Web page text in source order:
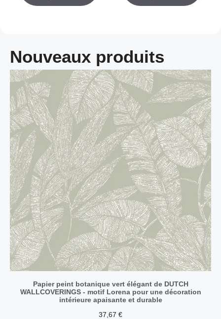
Nouveaux produits
Papier peint botanique vert élégant de DUTCH
WALLCOVERINGS - motif Lorena pour une décoration
intérieure apaisante et durable
37,67 €